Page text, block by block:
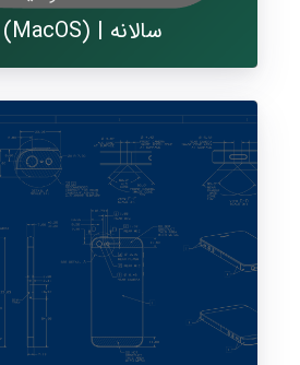
لینک مستقیم (MacOS) | سالانه